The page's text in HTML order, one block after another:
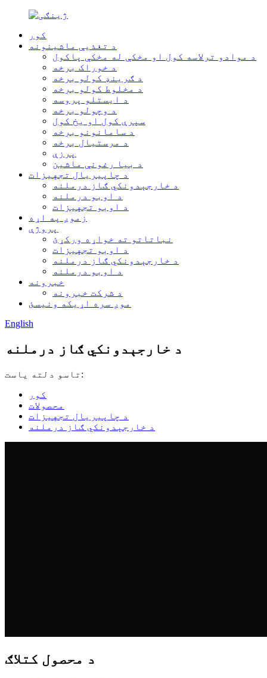
کور
د تغذیې ماشینونه
د موادو ترلاسه کول او مخکې له مخکې پاکول
د خوراک برخه
د ګرینډ کولو برخه
د مخلوط کولو برخه
د ایستلو پروسه
د وچولو برخه
سپرې کول او یخ کول
د سامانونو برخه
د مرستیال برخه
پرزې
د بیا رغونې ماشین
د چاپیریال تجهیزات
د خارجېدونکي ګاز درملنه
د اوبو درملنه
د اوبو تجهیزات
زموږ په اړه
پروژې
نباتاتو ته خواړه ورکړئ
د اوبو تجهیزات
د خارجېدونکي ګاز درملنه
د اوبو درملنه
خبرونه
د شرکت خبرونه
موږ سره اړیکه ونیسئ
English
د خارجېدونکي ګاز درملنه
تاسو دلته یاست:
کور
محصولات
د چاپیریال تجهیزات
د خارجېدونکي ګاز درملنه
د محصول کتلاګ